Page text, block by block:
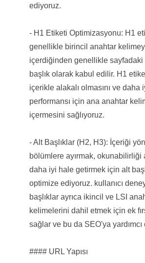
ediyoruz.
- H1 Etiketi Optimizasyonu: H1
genellikle birincil anahtar
içerdiğinden genellikle sayfadaki
başlık olarak kabul edilir. H1
içerikle alakalı olmasını ve daha
performansı için ana anahtar
içermesini sağlıyoruz.
- Alt Başlıklar (H2, H3): İçeriği
bölümlere ayırmak, okunabilirliği
daha iyi hale getirmek için alt
optimize ediyoruz. kullanıcı
başlıklar ayrıca ikincil ve LSI
kelimelerini dahil etmek için ek
sağlar ve bu da SEO'ya yardımcı
#### URL Yapısı